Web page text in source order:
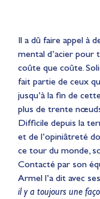
Il a dû faire appel à
mental d’acier pour
coûte que coûte.
fait partie de ceux
jusqu’à la fin de
plus de trente
Difficile depuis la
et de l’opiniâtreté
ce tour du monde,
Contacté par son
Armel l’a dit avec
il y a toujours une